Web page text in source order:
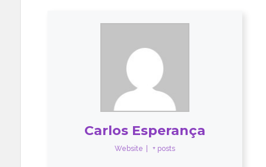
Carlos Esperança
Website + posts